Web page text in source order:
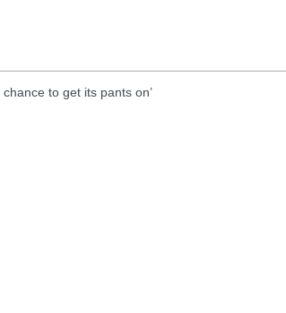
to get its pants on’